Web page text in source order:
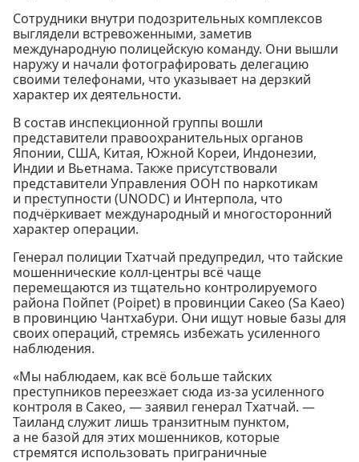
Сотрудники внутри подозрительных комплексов
выглядели встревоженными, заметив
международную полицейскую команду. Они вышли
наружу и начали фотографировать делегацию
своими телефонами, что указывает на дерзкий
характер их деятельности.
В состав инспекционной группы вошли
представители правоохранительных органов
Японии, США, Китая, Южной Кореи, Индонезии,
Индии и Вьетнама. Также присутствовали
представители Управления ООН по наркотикам
и преступности (UNODC) и Интерпола, что
подчёркивает международный и многосторонний
характер операции.
Генерал полиции Тхатчай предупредил, что тайские
мошеннические колл-центры всё чаще
перемещаются из тщательно контролируемого
района Пойпет (Poipet) в провинции Сакео (Sa Kaeo)
в провинцию Чантхабури. Они ищут новые базы для
своих операций, стремясь избежать усиленного
наблюдения.
«Мы наблюдаем, как всё больше тайских
преступников переезжает сюда из-за усиленного
контроля в Сакео, — заявил генерал Тхатчай. —
Таиланд служит лишь транзитным пунктом,
а не базой для этих мошенников, которые
стремятся использовать приграничные